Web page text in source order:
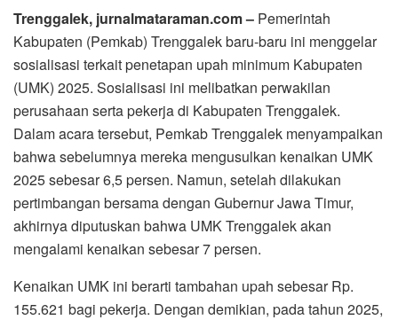
Trenggalek, jurnalmataraman.com – Pemerintah
Kabupaten (Pemkab) Trenggalek baru-baru ini menggelar
sosialisasi terkait penetapan upah minimum Kabupaten
(UMK) 2025. Sosialisasi ini melibatkan perwakilan
perusahaan serta pekerja di Kabupaten Trenggalek.
Dalam acara tersebut, Pemkab Trenggalek menyampaikan
bahwa sebelumnya mereka mengusulkan kenaikan UMK
2025 sebesar 6,5 persen. Namun, setelah dilakukan
pertimbangan bersama dengan Gubernur Jawa Timur,
akhirnya diputuskan bahwa UMK Trenggalek akan
mengalami kenaikan sebesar 7 persen.
Kenaikan UMK ini berarti tambahan upah sebesar Rp.
155.621 bagi pekerja. Dengan demikian, pada tahun 2025,